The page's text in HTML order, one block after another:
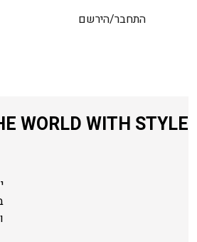
התחבר/הירשם
WORLD WITH STYLE